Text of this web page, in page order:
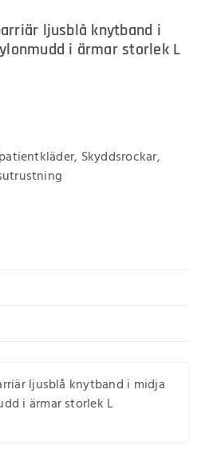
ljusblå knytband i
i ärmar storlek L
, Skyddsrockar,
ljusblå knytband i midja
i ärmar storlek L